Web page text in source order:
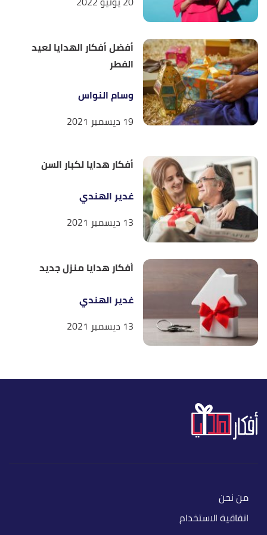
أفضل أفكار الهدايا لعيد
الفطر
وسام النواس
19 ديسمبر 2021
أفكار هدايا لكبار السن
غدير الهندي
13 ديسمبر 2021
أفكار هدايا منزل جديد
غدير الهندي
13 ديسمبر 2021
من نحن
اتفاقية الاستخدام